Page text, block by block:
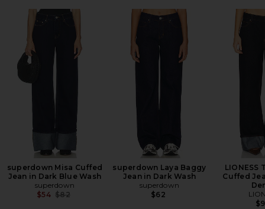
superdown Misa Cuffed
Jean in Dark Blue Wash
superdown
$54 Previous price:
$82
superdown Laya Baggy
Jean in Dark Wash
superdown
$62
LIONESS
Cuffed